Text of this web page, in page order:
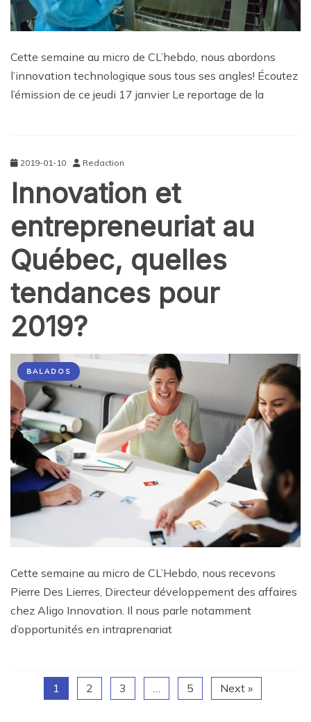
Cette semaine au micro de CL’hebdo, nous abordons
l’innovation technologique sous tous ses angles! Écoutez
l’émission de ce jeudi 17 janvier Le reportage de la
2019-01-10 Redaction
Innovation et
entrepreneuriat au
Québec, quelles
tendances pour
2019?
BALADOS
Cette semaine au micro de CL’Hebdo, nous recevons
Pierre Des Lierres, Directeur développement des affaires
chez Aligo Innovation. Il nous parle notamment
d’opportunités en intraprenariat
1 2 3 5 Next »